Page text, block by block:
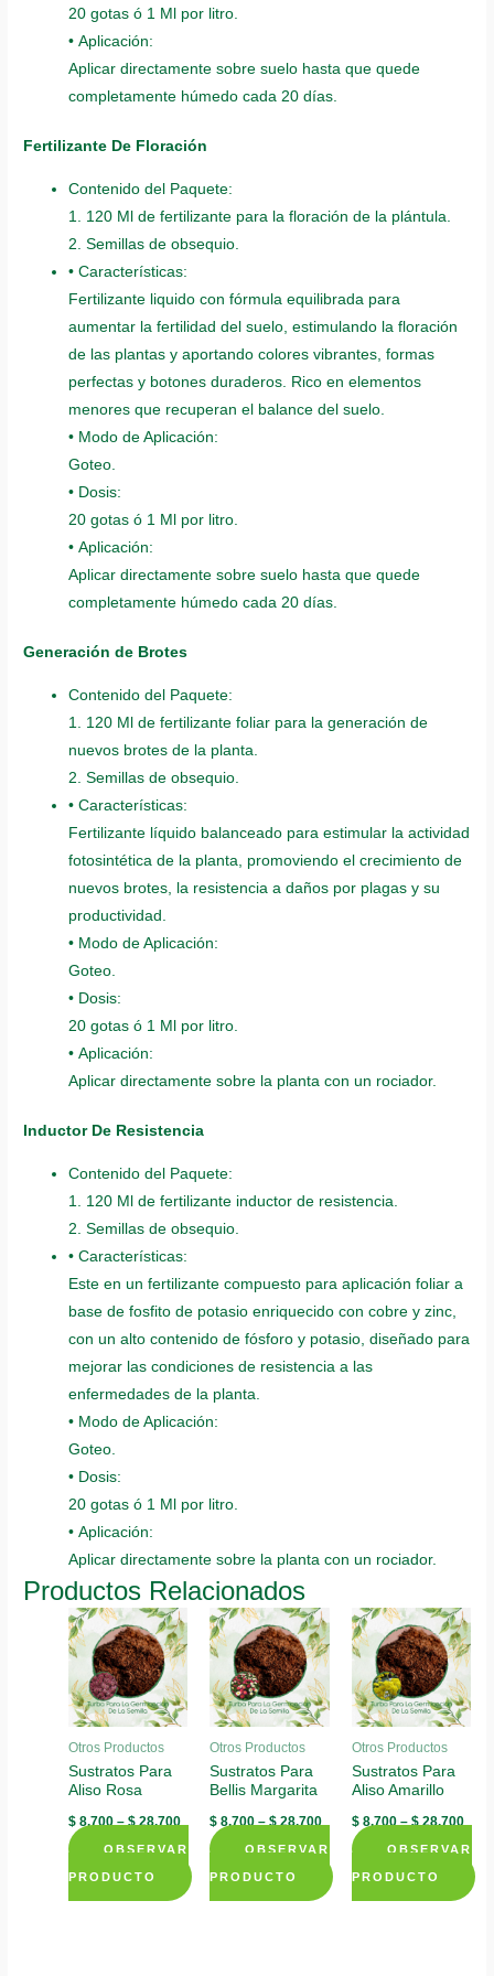
20 gotas ó 1 Ml por litro.
• Aplicación:
Aplicar directamente sobre suelo hasta que quede
completamente húmedo cada 20 días.
Fertilizante De Floración
Contenido del Paquete:
1. 120 Ml de fertilizante para la floración de la plántula.
2. Semillas de obsequio.
• Características:
Fertilizante liquido con fórmula equilibrada para
aumentar la fertilidad del suelo, estimulando la floración
de las plantas y aportando colores vibrantes, formas
perfectas y botones duraderos. Rico en elementos
menores que recuperan el balance del suelo.
• Modo de Aplicación:
Goteo.
• Dosis:
20 gotas ó 1 Ml por litro.
• Aplicación:
Aplicar directamente sobre suelo hasta que quede
completamente húmedo cada 20 días.
Generación de Brotes
Contenido del Paquete:
1. 120 Ml de fertilizante foliar para la generación de
nuevos brotes de la planta.
2. Semillas de obsequio.
• Características:
Fertilizante líquido balanceado para estimular la actividad
fotosintética de la planta, promoviendo el crecimiento de
nuevos brotes, la resistencia a daños por plagas y su
productividad.
• Modo de Aplicación:
Goteo.
• Dosis:
20 gotas ó 1 Ml por litro.
• Aplicación:
Aplicar directamente sobre la planta con un rociador.
Inductor De Resistencia
Contenido del Paquete:
1. 120 Ml de fertilizante inductor de resistencia.
2. Semillas de obsequio.
• Características:
Este en un fertilizante compuesto para aplicación foliar a
base de fosfito de potasio enriquecido con cobre y zinc,
con un alto contenido de fósforo y potasio, diseñado para
mejorar las condiciones de resistencia a las
enfermedades de la planta.
• Modo de Aplicación:
Goteo.
• Dosis:
20 gotas ó 1 Ml por litro.
• Aplicación:
Aplicar directamente sobre la planta con un rociador.
Productos Relacionados
Otros Productos
Sustratos Para
Aliso Rosa
$ 8.700–$28.700
OBSERVAR
PRODUCTO
This
Otros Productos
Sustratos Para
Bellis Margarita
$ 8.700–$28.700
OBSERVAR
PRODUCTO
This
Otros Productos
Sustratos Para
Aliso Amarillo
$8.700–$28.700
OBSERVAR
PRODUCTO
This